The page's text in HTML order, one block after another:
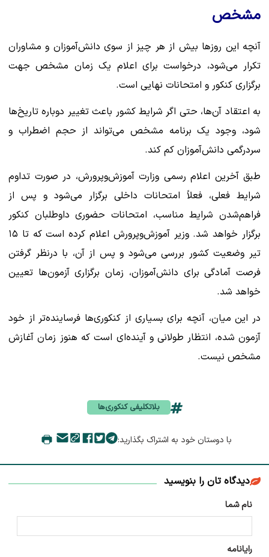
مشخص
آنچه این روزها بیش از هر چیز از سوی دانش‌آموزان و مشاوران
تکرار می‌شود، درخواست برای اعلام یک زمان مشخص جهت
برگزاری کنکور و امتحانات نهایی است.
به اعتقاد آن‌ها، حتی اگر شرایط کشور باعث تغییر دوباره تاریخ‌ها
شود، وجود یک برنامه مشخص می‌تواند از حجم اضطراب و
سردرگمی دانش‌آموزان کم کند.
طبق آخرین اعلام رسمی وزارت آموزش‌وپرورش، در صورت تداوم
شرایط فعلی، فعلاً امتحانات داخلی برگزار می‌شود و پس از
فراهم‌شدن شرایط مناسب، امتحانات حضوری داوطلبان کنکور
برگزار خواهد شد. وزیر آموزش‌وپرورش اعلام کرده است که تا ۱۵
تیر وضعیت کشور بررسی می‌شود و پس از آن، با درنظر گرفتن
فرصت آمادگی برای دانش‌آموزان، زمان برگزاری آزمون‌ها تعیین
خواهد شد.
در این میان، آنچه برای بسیاری از کنکوری‌ها فرساینده‌تر از خود
آزمون شده، انتظار طولانی و آینده‌ای است که هنوز زمان آغازش
مشخص نیست.
بلاتکلیفی کنکوری‌ها
با دوستان خود به اشتراک بگذارید:
دیدگاه تان را بنویسید
نام شما
رایانامه